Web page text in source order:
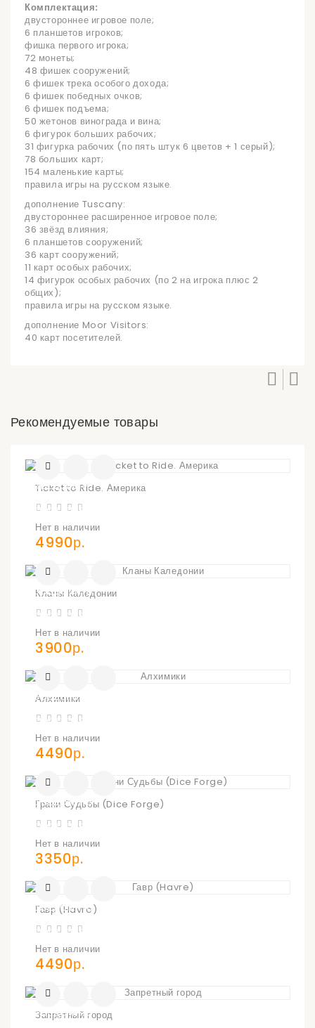
Комплектация:
двустороннее игровое поле;
6 планшетов игроков;
фишка первого игрока;
72 монеты;
48 фишек сооружений;
6 фишек трека особого дохода;
6 фишек победных очков;
6 фишек подъема;
50 жетонов винограда и вина;
6 фигурок больших рабочих;
31 фигурка рабочих (по пять штук 6 цветов + 1 серый);
78 больших карт;
154 маленькие карты;
правила игры на русском языке.
дополнение Tuscany:
двустороннее расширенное игровое поле;
36 звёзд влияния;
6 планшетов сооружений;
36 карт сооружений;
11 карт особых рабочих;
14 фигурок особых рабочих (по 2 на игрока плюс 2
общих);
правила игры на русском языке.
дополнение Moor Visitors:
40 карт посетителей.
Рекомендуемые товары
Ticket to Ride. Америка
Нет в наличии
4990р.
УВЕДОМИТЬ
ПОСТУПЛЕНИИ
Кланы Каледонии
Нет в наличии
3900р.
УВЕДОМИТЬ
ПОСТУПЛЕНИИ
Алхимики
Нет в наличии
4490р.
УВЕДОМИТЬ
ПОСТУПЛЕНИИ
Грани Судьбы (Dice Forge)
Нет в наличии
3350р.
УВЕДОМИТЬ
ПОСТУПЛЕНИИ
Гавр (Havre)
Нет в наличии
4490р.
УВЕДОМИТЬ
ПОСТУПЛЕНИИ
Запретный город
УВЕДОМИТЬ